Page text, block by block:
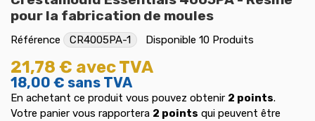
pour la fabrication de moules
Référence CR4005PA-1 Disponible 10 Produits
21,78 € avec TVA
18,00 € sans TVA
En achetant ce produit vous pouvez obtenir 2 points.
Votre panier vous rapportera 2 points qui peuvent être